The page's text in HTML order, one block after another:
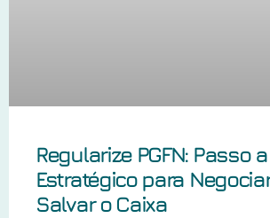
Regularize PGFN: Passo
Estratégico para
Salvar o Caixa